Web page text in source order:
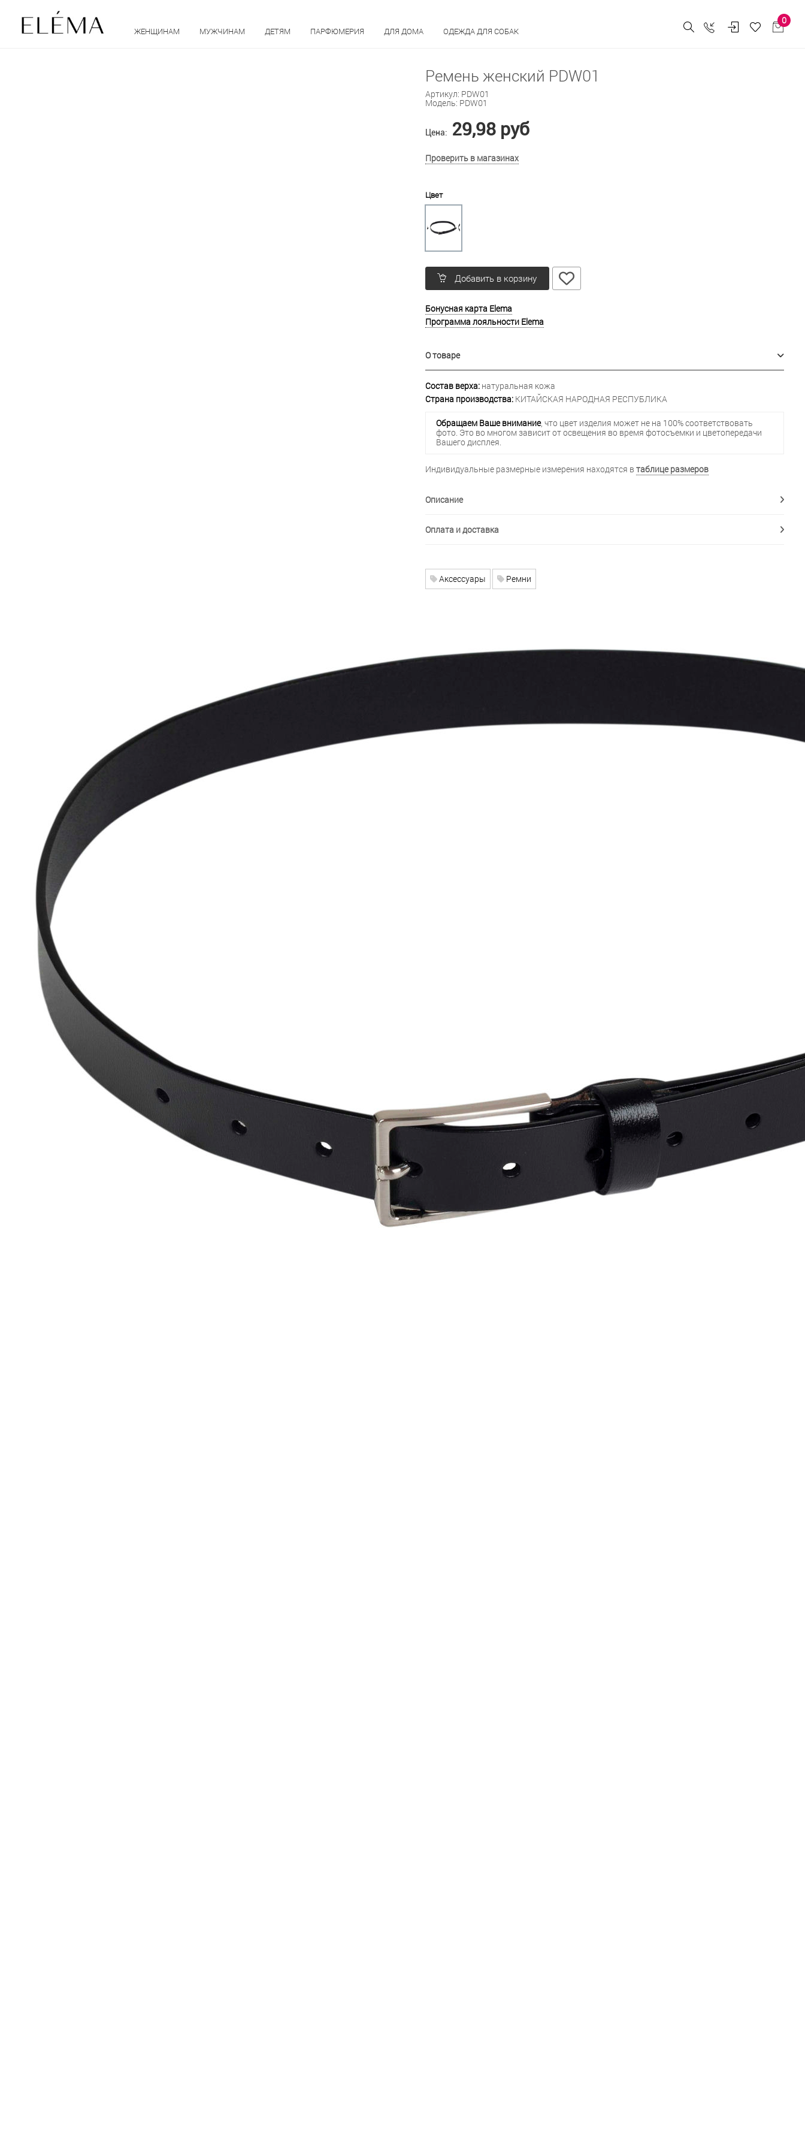
ЖЕНЩИНАМ МУЖЧИНАМ ДЕТЯМ ПАРФЮМЕРИЯ ДЛЯ ДОМА ОДЕЖДА ДЛЯ СОБАК
0
Ремень женский PDW01
Артикул: PDW01
Модель: PDW01
Цена: 29,98 руб
Проверить в магазинах
Цвет
Добавить в корзину
Бонусная карта Elema
Программа лояльности Elema
О товаре
Состав верха:натуральная кожа
Страна производства:КИТАЙСКАЯ НАРОДНАЯ РЕСПУБЛИКА
Обращаем Ваше внимание, что цвет изделия может не на 100% соответствовать
фото. Это во многом зависит от освещения во время фотосъемки и цветопередачи
Вашего дисплея.
Индивидуальные размерные измерения находятся в таблице размеров
Описание
Оплата и доставка
Аксессуары Ремни